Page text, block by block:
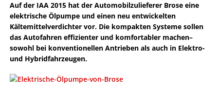
Auf der IAA 2015 hat der Automobilzulieferer Brose eine
elektrische Ölpumpe und einen neu entwickelten
Kältemittelverdichter vor. Die kompakten Systeme sollen
das Autofahren effizienter und komfortabler machen–
sowohl bei konventionellen Antrieben als auch in Elektro-
und Hybridfahrzeugen.